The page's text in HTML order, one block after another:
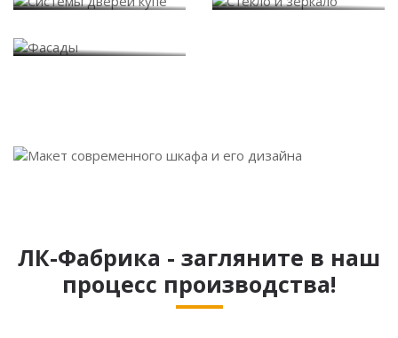
ЛК-Фабрика - загляните в наш
процесс производства!